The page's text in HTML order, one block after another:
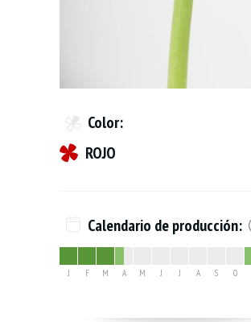
Color:
ROJO
Calendario de producción:
J F M A M J J A S O